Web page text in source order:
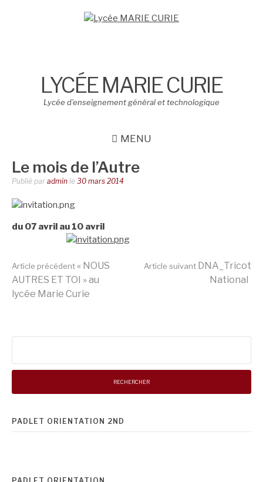
LYCÉE MARIE CURIE
Lycée d’enseignement général et technologique
MENU
Le mois de l’Autre
Publié par admin le 30 mars 2014
du 07 avril au 10 avril
Lire
Article précédent « NOUS
AUTRES ET TOI » au
lycée Marie Curie
Article suivant DNA_Tricot
National
PADLET ORIENTATION 2ND